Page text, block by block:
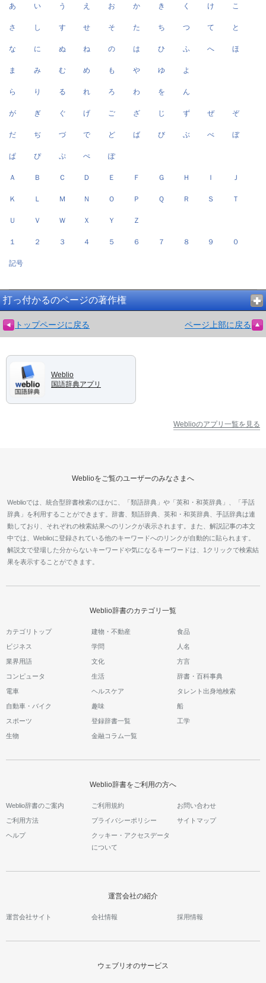
あ い う え お か き く け こ
さ し す せ そ た ち つ て と
な に ぬ ね の は ひ ふ へ ほ
ま み む め も や ゆ よ
ら り る れ ろ わ を ん
が ぎ ぐ げ ご ざ じ ず ぜ ぞ
だ ぢ づ で ど ば び ぶ べ ぼ
ぱ ぴ ぷ ぺ ぽ
Ａ Ｂ Ｃ Ｄ Ｅ Ｆ Ｇ Ｈ Ｉ Ｊ
Ｋ Ｌ Ｍ Ｎ Ｏ Ｐ Ｑ Ｒ Ｓ Ｔ
Ｕ Ｖ Ｗ Ｘ Ｙ Ｚ
１ ２ ３ ４ ５ ６ ７ ８ ９ ０
記号
打っ付かるのページの著作権
トップページに戻る ページ上部に戻る
Weblio
国語辞典アプリ
Weblioのアプリ一覧を見る
Weblioをご覧のユーザーのみなさまへ
Weblioでは、統合型辞書検索のほかに、「類語辞典」や「英和・和英辞典」、「手話
辞典」を利用することができます。辞書、類語辞典、英和・和英辞典、手話辞典は連
動しており、それぞれの検索結果へのリンクが表示されます。また、解説記事の本文
中では、Weblioに登録されている他のキーワードへのリンクが自動的に貼られます。
解説文で登場した分からないキーワードや気になるキーワードは、1クリックで検索結
果を表示することができます。
Weblio辞書のカテゴリ一覧
カテゴリトップ 建物・不動産 食品
ビジネス 学問 人名
業界用語 文化 方言
コンピュータ 生活 辞書・百科事典
電車 ヘルスケア タレント出身地検索
自動車・バイク 趣味 船
スポーツ 登録辞書一覧 工学
生物 金融コラム一覧
Weblio辞書をご利用の方へ
Weblio辞書のご案内 ご利用規約 お問い合わせ
ご利用方法 プライバシーポリシー サイトマップ
ヘルプ
クッキー・アクセスデータ
について
運営会社の紹介
運営会社サイト 会社情報 採用情報
ウェブリオのサービス